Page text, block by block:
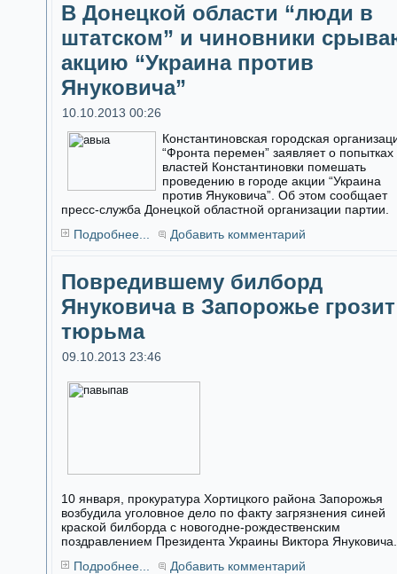
В Донецкой области “люди в
штатском” и чиновники
акцию “Украина против
Януковича”
10.10.2013 00:26
Константиновская городская
“Фронта перемен” заявляет о попытках
властей Константиновки помешать
проведению в городе акции “Украина
против Януковича”. Об этом сообщает
пресс-служба Донецкой областной организации партии.
Подробнее...
Добавить комментарий
Повредившему билборд
Януковича в Запорожье грозит
тюрьма
09.10.2013 23:46
10 января, прокуратура Хортицкого района Запорожья
возбудила уголовное дело по факту загрязнения синей
краской билборда с новогодне-рождественским
поздравлением Президента Украины Виктора Януковича.
Подробнее...
Добавить комментарий